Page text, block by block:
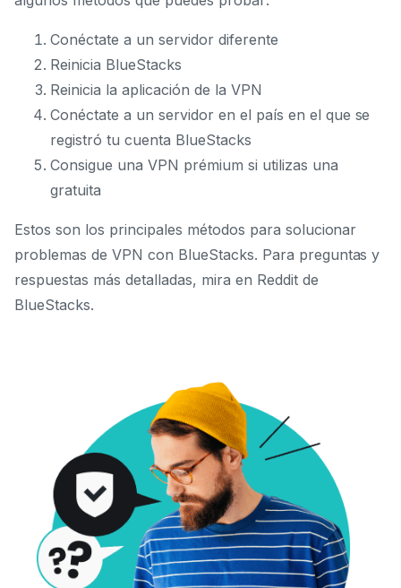
Conéctate a un servidor diferente
Reinicia BlueStacks
Reinicia la aplicación de la VPN
Conéctate a un servidor en el país en el que se
registró tu cuenta BlueStacks
Consigue una VPN prémium si utilizas una
gratuita
Estos son los principales métodos para solucionar
problemas de VPN con BlueStacks. Para preguntas y
respuestas más detalladas, mira en Reddit de
BlueStacks.